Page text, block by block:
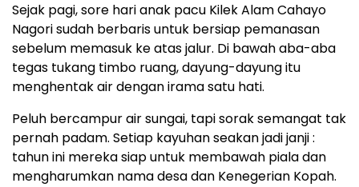
Sejak pagi, sore hari anak pacu Kilek Alam Cahayo
Nagori sudah berbaris untuk bersiap pemanasan
sebelum memasuk ke atas jalur. Di bawah aba-aba
tegas tukang timbo ruang, dayung-dayung itu
menghentak air dengan irama satu hati.
Peluh bercampur air sungai, tapi sorak semangat tak
pernah padam. Setiap kayuhan seakan jadi janji :
tahun ini mereka siap untuk membawah piala dan
mengharumkan nama desa dan Kenegerian Kopah.